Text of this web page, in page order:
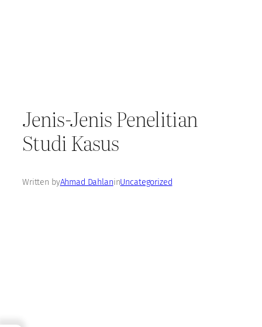
Jenis-Jenis Penelitian
Studi Kasus
Written byAhmad DahlaninUncategorized